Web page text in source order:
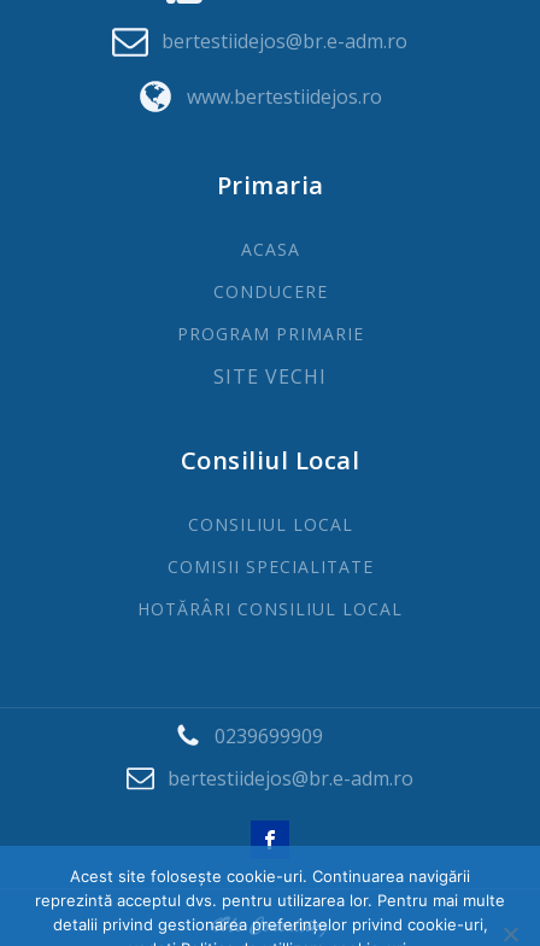
bertestiidejos@br.e-adm.ro
www.bertestiidejos.ro
Primaria
ACASA
CONDUCERE
PROGRAM PRIMARIE
SITE VECHI
Consiliul Local
CONSILIUL LOCAL
COMISII SPECIALITATE
HOTĂRÂRI CONSILIUL LOCAL
0239699909
bertestiidejos@br.e-adm.ro
Acest site folosește cookie-uri. Continuarea navigării
reprezintă acceptul dvs. pentru utilizarea lor. Pentru mai multe
detalii privind gestionarea preferințelor privind cookie-uri,